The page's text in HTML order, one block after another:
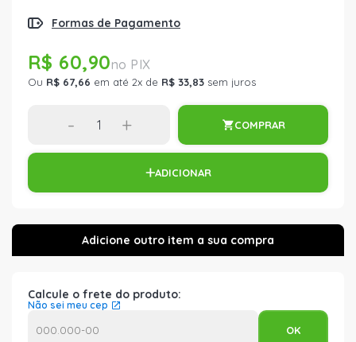
Formas de Pagamento
R$ 60,90
Ou R$ 67,66 em até 2x de R$ 33,83 sem juros
- + COMPRAR
ADICIONAR
Calcule o frete do produto:
Não sei meu cep